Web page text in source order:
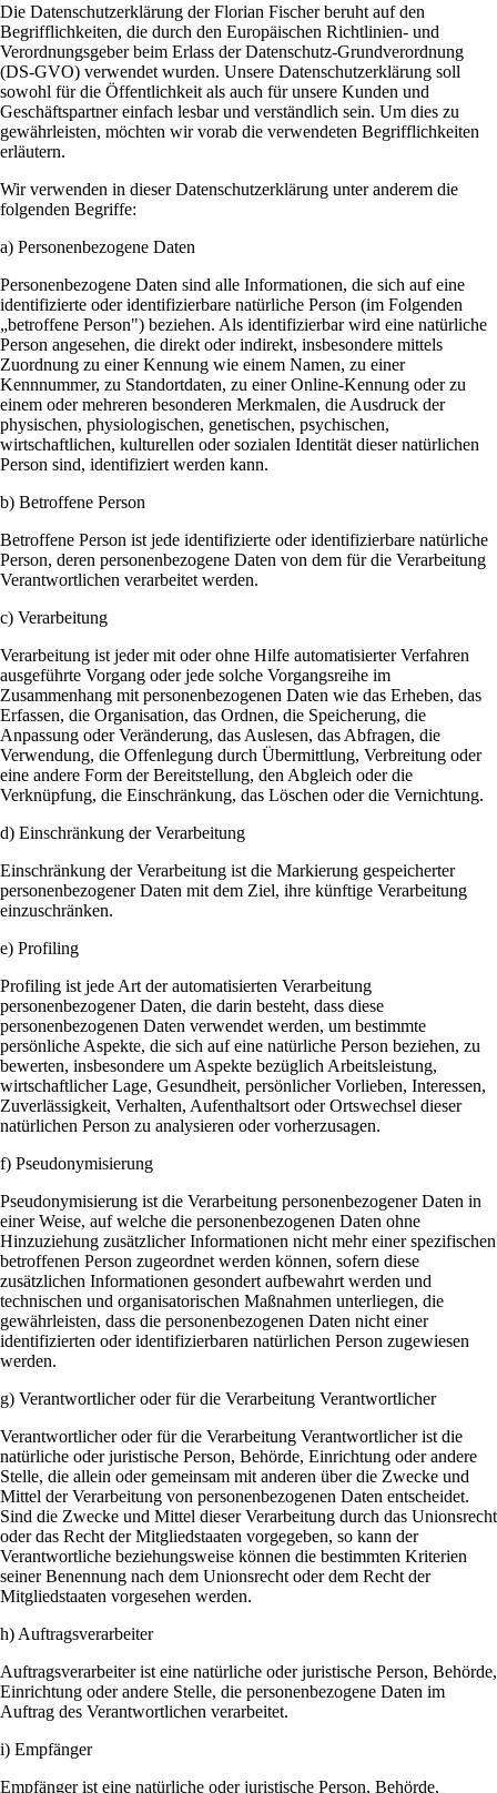
Die Datenschutzerklärung der Florian Fischer beruht auf den
Begrifflichkeiten, die durch den Europäischen Richtlinien- und
Verordnungsgeber beim Erlass der Datenschutz-Grundverordnung
(DS-GVO) verwendet wurden. Unsere Datenschutzerklärung soll
sowohl für die Öffentlichkeit als auch für unsere Kunden und
Geschäftspartner einfach lesbar und verständlich sein. Um dies zu
gewährleisten, möchten wir vorab die verwendeten Begrifflichkeiten
erläutern.
Wir verwenden in dieser Datenschutzerklärung unter anderem die
folgenden Begriffe:
a) Personenbezogene Daten
Personenbezogene Daten sind alle Informationen, die sich auf eine
identifizierte oder identifizierbare natürliche Person (im Folgenden
„betroffene Person") beziehen. Als identifizierbar wird eine natürliche
Person angesehen, die direkt oder indirekt, insbesondere mittels
Zuordnung zu einer Kennung wie einem Namen, zu einer
Kennnummer, zu Standortdaten, zu einer Online-Kennung oder zu
einem oder mehreren besonderen Merkmalen, die Ausdruck der
physischen, physiologischen, genetischen, psychischen,
wirtschaftlichen, kulturellen oder sozialen Identität dieser natürlichen
Person sind, identifiziert werden kann.
b) Betroffene Person
Betroffene Person ist jede identifizierte oder identifizierbare natürliche
Person, deren personenbezogene Daten von dem für die Verarbeitung
Verantwortlichen verarbeitet werden.
c) Verarbeitung
Verarbeitung ist jeder mit oder ohne Hilfe automatisierter Verfahren
ausgeführte Vorgang oder jede solche Vorgangsreihe im
Zusammenhang mit personenbezogenen Daten wie das Erheben, das
Erfassen, die Organisation, das Ordnen, die Speicherung, die
Anpassung oder Veränderung, das Auslesen, das Abfragen, die
Verwendung, die Offenlegung durch Übermittlung, Verbreitung oder
eine andere Form der Bereitstellung, den Abgleich oder die
Verknüpfung, die Einschränkung, das Löschen oder die Vernichtung.
d) Einschränkung der Verarbeitung
Einschränkung der Verarbeitung ist die Markierung gespeicherter
personenbezogener Daten mit dem Ziel, ihre künftige Verarbeitung
einzuschränken.
e) Profiling
Profiling ist jede Art der automatisierten Verarbeitung
personenbezogener Daten, die darin besteht, dass diese
personenbezogenen Daten verwendet werden, um bestimmte
persönliche Aspekte, die sich auf eine natürliche Person beziehen, zu
bewerten, insbesondere um Aspekte bezüglich Arbeitsleistung,
wirtschaftlicher Lage, Gesundheit, persönlicher Vorlieben, Interessen,
Zuverlässigkeit, Verhalten, Aufenthaltsort oder Ortswechsel dieser
natürlichen Person zu analysieren oder vorherzusagen.
f) Pseudonymisierung
Pseudonymisierung ist die Verarbeitung personenbezogener Daten in
einer Weise, auf welche die personenbezogenen Daten ohne
Hinzuziehung zusätzlicher Informationen nicht mehr einer spezifischen
betroffenen Person zugeordnet werden können, sofern diese
zusätzlichen Informationen gesondert aufbewahrt werden und
technischen und organisatorischen Maßnahmen unterliegen, die
gewährleisten, dass die personenbezogenen Daten nicht einer
identifizierten oder identifizierbaren natürlichen Person zugewiesen
werden.
g) Verantwortlicher oder für die Verarbeitung Verantwortlicher
Verantwortlicher oder für die Verarbeitung Verantwortlicher ist die
natürliche oder juristische Person, Behörde, Einrichtung oder andere
Stelle, die allein oder gemeinsam mit anderen über die Zwecke und
Mittel der Verarbeitung von personenbezogenen Daten entscheidet.
Sind die Zwecke und Mittel dieser Verarbeitung durch das Unionsrecht
oder das Recht der Mitgliedstaaten vorgegeben, so kann der
Verantwortliche beziehungsweise können die bestimmten Kriterien
seiner Benennung nach dem Unionsrecht oder dem Recht der
Mitgliedstaaten vorgesehen werden.
h) Auftragsverarbeiter
Auftragsverarbeiter ist eine natürliche oder juristische Person, Behörde,
Einrichtung oder andere Stelle, die personenbezogene Daten im
Auftrag des Verantwortlichen verarbeitet.
i) Empfänger
Empfänger ist eine natürliche oder juristische Person, Behörde,